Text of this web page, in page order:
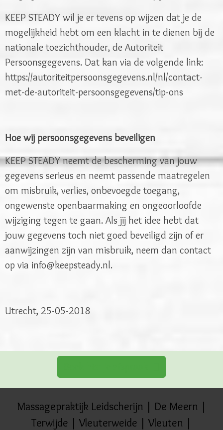
KEEP STEADY wil je er tevens op wijzen dat je de
mogelijkheid hebt om een klacht in te dienen bij de
nationale toezichthouder, de Autoriteit
Persoonsgegevens. Dat kan via de volgende link:
https://autoriteitpersoonsgegevens.nl/nl/contact-
met-de-autoriteit-persoonsgegevens/tip-ons
Hoe wij persoonsgegevens beveiligen
KEEP STEADY neemt de bescherming van jouw
gegevens serieus en neemt passende maatregelen
om misbruik, verlies, onbevoegde toegang,
ongewenste openbaarmaking en ongeoorloofde
wijziging tegen te gaan. Als jij het idee hebt dat
jouw gegevens toch niet goed beveiligd zijn of er
aanwijzingen zijn van misbruik, neem dan contact
op via info@keepsteady.nl.
Utrecht, 25-05-2018
Massagepraktijk Leidscherijn | De Meern |
Terwijde | Vleuterweide | Vleuten |